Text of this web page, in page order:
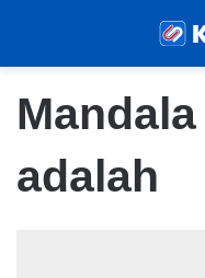
adalah